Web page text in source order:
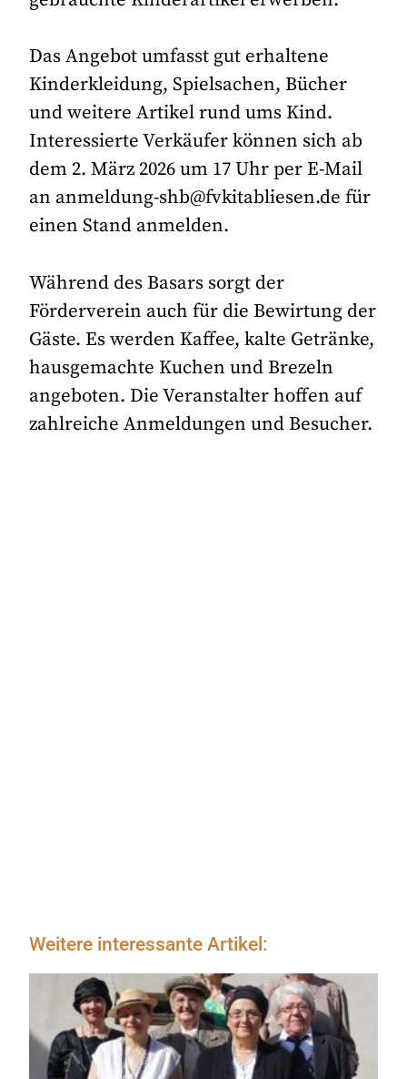
Das Angebot umfasst gut erhaltene
Kinderkleidung, Spielsachen, Bücher
und weitere Artikel rund ums Kind.
Interessierte Verkäufer können sich ab
dem 2. März 2026 um 17 Uhr per E-Mail
an anmeldung-shb@fvkitabliesen.de für
einen Stand anmelden.
Während des Basars sorgt der
Förderverein auch für die Bewirtung der
Gäste. Es werden Kaffee, kalte Getränke,
hausgemachte Kuchen und Brezeln
angeboten. Die Veranstalter hoffen auf
zahlreiche Anmeldungen und Besucher.
Weitere interessante Artikel: